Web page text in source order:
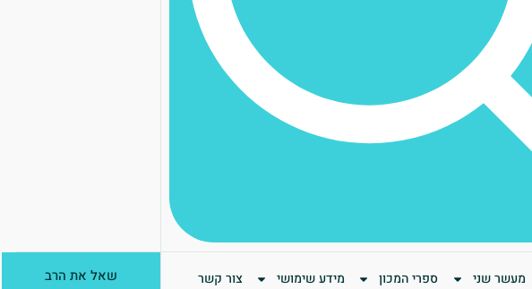
מעשר שני ספרי המכון מידע שימושי צור קשר שאל את הרב